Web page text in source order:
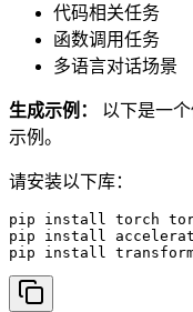
代码相关任务
函数调用任务
多语言对话场景
生成示例：
以下是一个
示例。
请安装以下库：
pip install torch
pip install
pip install